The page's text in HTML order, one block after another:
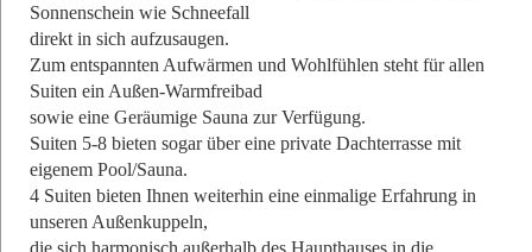
Sonnenschein wie Schneefall
direkt in sich aufzusaugen.
Zum entspannten Aufwärmen und Wohlfühlen steht für allen
Suiten ein Außen-Warmfreibad
sowie eine Geräumige Sauna zur Verfügung.
Suiten 5-8 bieten sogar über eine private Dachterrasse mit
eigenem Pool/Sauna.
4 Suiten bieten Ihnen weiterhin eine einmalige Erfahrung in
unseren Außenkuppeln,
die sich harmonisch außerhalb des Haupthauses in die